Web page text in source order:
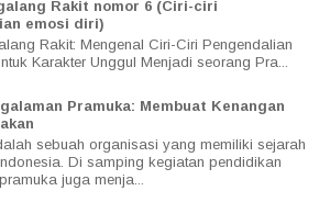
Rakit nomor 6 (Ciri-ciri
emosi diri)
Rakit: Mengenal Ciri-Ciri Pengendalian
Karakter Unggul Menjadi seorang Pra...
Pramuka: Membuat Kenangan
sebuah organisasi yang memiliki sejarah
Di samping kegiatan pendidikan
juga menja...